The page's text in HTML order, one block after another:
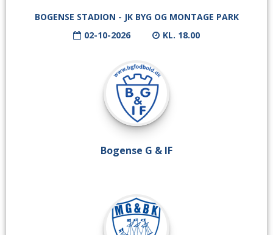
BOGENSE STADION - JK BYG OG MONTAGE PARK
02-10-2026
KL. 18.00
Bogense G & IF